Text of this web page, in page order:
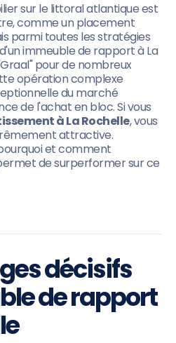
sur le littoral atlantique est
comme un placement
parmi toutes les stratégies
immeuble de rapport à La
pour de nombreux
opération complexe
du marché
de l'achat en bloc. Si vous
à La Rochelle, vous
attractive.
et comment
de surperformer sur ce
décisifs
de rapport